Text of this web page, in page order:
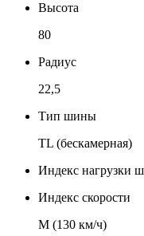
Высота
80
Радиус
22,5
Тип шины
TL (бескамерная)
Индекс нагрузки
Индекс скорости
М (130 км/ч)